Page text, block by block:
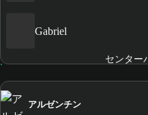
Gabriel
センター
アルゼンチン